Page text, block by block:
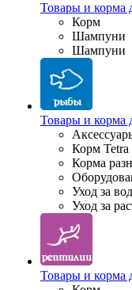
Товары и корма
Корм
Шампуни
Шампуни
Товары и корма
Корм Tetra
Корма
Уход за
Уход за
Товары и корма